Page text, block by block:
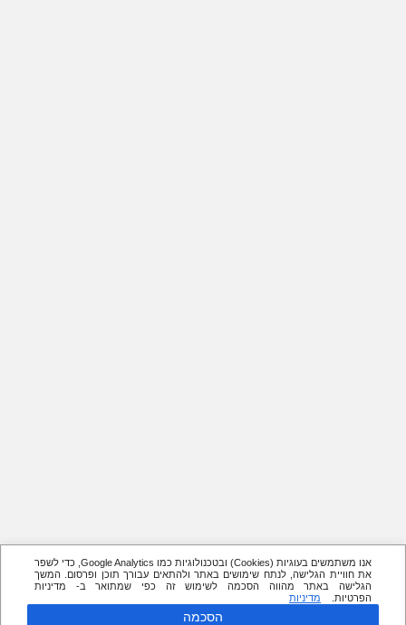
אנו משתמשים בעוגיות (Cookies) ובטכנולוגיות כמו Google Analytics, כדי לשפר
את חוויית הגלישה, לנתח שימושים באתר ולהתאים עבורך תוכן ופרסום. המשך
הגלישה באתר מהווה הסכמה לשימוש זה כפי שמתואר ב- מדיניות
הפרטיות.
מדיניות
הסכמה